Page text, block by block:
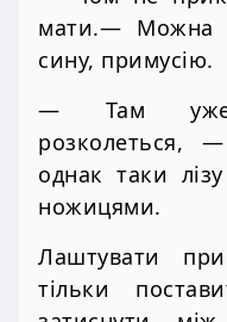
мати.— Можна
сину, примусію.
— Там уже
розколеться,
однак таки
ножицями.
Лаштувати
тільки